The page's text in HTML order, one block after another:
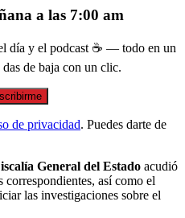
a las 7:00 am
día y el podcast ☕ — todo en un
de baja con un clic.
de privacidad. Puedes darte de
General del Estado acudió
así como el
las investigaciones sobre el